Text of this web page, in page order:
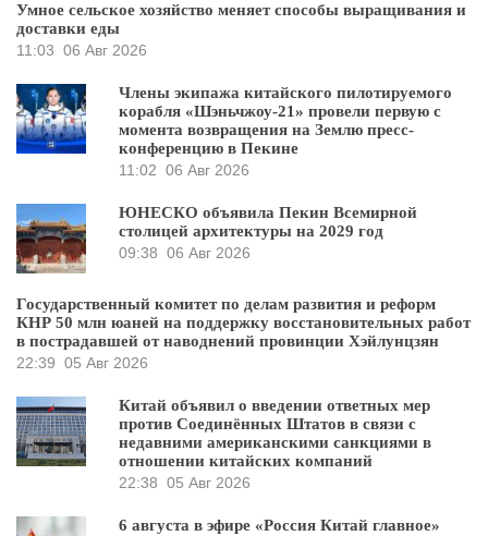
Умное сельское хозяйство меняет способы выращивания и
доставки еды
11:03 06 Авг 2026
Члены экипажа китайского пилотируемого
корабля «Шэньчжоу-21» провели первую с
момента возвращения на Землю пресс-
конференцию в Пекине
11:02 06 Авг 2026
ЮНЕСКО объявила Пекин Всемирной
столицей архитектуры на 2029 год
09:38 06 Авг 2026
Государственный комитет по делам развития и реформ
КНР 50 млн юаней на поддержку восстановительных работ
в пострадавшей от наводнений провинции Хэйлунцзян
22:39 05 Авг 2026
Китай объявил о введении ответных мер
против Соединённых Штатов в связи с
недавними американскими санкциями в
отношении китайских компаний
22:38 05 Авг 2026
6 августа в эфире «Россия Китай главное»